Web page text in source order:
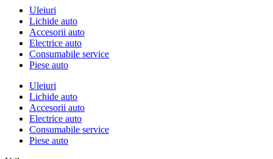
Uleiuri
Lichide auto
Accesorii auto
Electrice auto
Consumabile service
Piese auto
Uleiuri
Lichide auto
Accesorii auto
Electrice auto
Consumabile service
Piese auto